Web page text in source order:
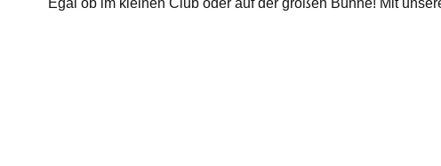
Egal ob im kleinen Club oder auf der großen Bühne! Mit